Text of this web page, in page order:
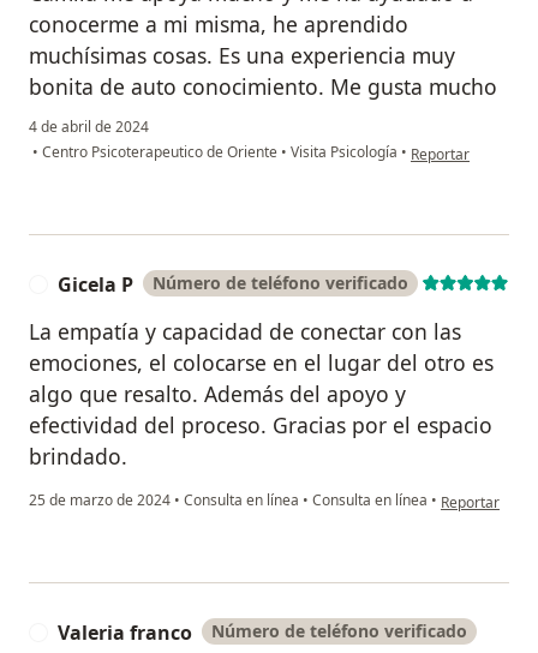
conocerme a mi misma, he aprendido
muchísimas cosas. Es una experiencia muy
bonita de auto conocimiento. Me gusta mucho
4 de abril de 2024
• Centro Psicoterapeutico de Oriente • Visita Psicología • en opinión del
Reportar
Gicela P Número de teléfono verificado
La empatía y capacidad de conectar con las
emociones, el colocarse en el lugar del otro es
algo que resalto. Además del apoyo y
efectividad del proceso. Gracias por el espacio
brindado.
25 de marzo de 2024 • Consulta en línea • Consulta en línea • en opinión
Reportar
Valeria franco Número de teléfono verificado